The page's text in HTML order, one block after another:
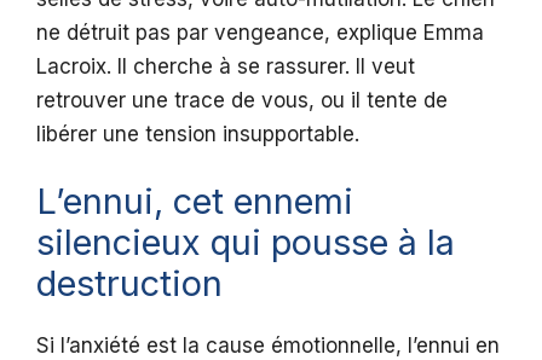
ne détruit pas par vengeance, explique Emma
Lacroix. Il cherche à se rassurer. Il veut
retrouver une trace de vous, ou il tente de
libérer une tension insupportable.
L’ennui, cet ennemi
silencieux qui pousse à la
destruction
Si l’anxiété est la cause émotionnelle, l’ennui en